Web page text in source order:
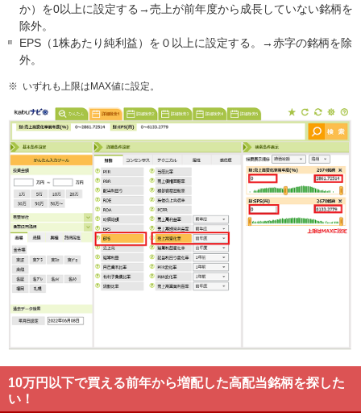
か）を0以上に設定する→売上が前年度から成長していない銘柄を
除外。
EPS（1株あたり純利益）を０以上に設定する。→赤字の銘柄を除
外。
※ いずれも上限はMAX値に設定。
10万円以下で買える前年から増配した高配当銘柄を探した
い！